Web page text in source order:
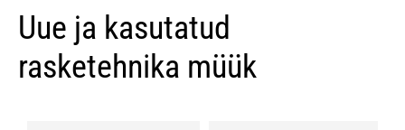
Uue ja kasutatud
rasketehnika müük